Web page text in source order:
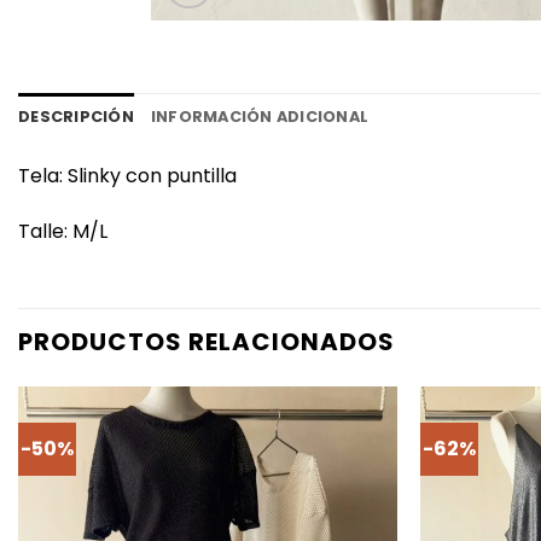
DESCRIPCIÓN INFORMACIÓN ADICIONAL
Tela: Slinky con puntilla
Talle: M/L
PRODUCTOS RELACIONADOS
-50% -62%